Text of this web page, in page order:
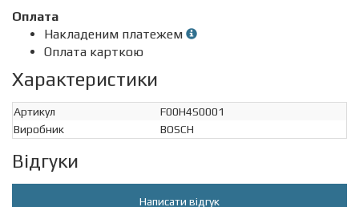
Оплата
Накладеним платежем
Оплата карткою
Характеристики
Артикул
F00H4S0001
Виробник
BOSCH
Відгуки
Написати відгук